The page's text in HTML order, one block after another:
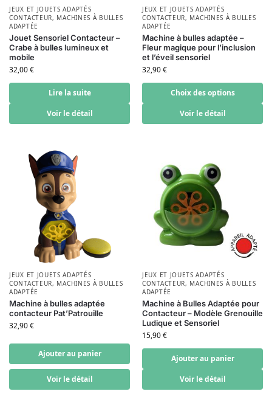
JEUX ET JOUETS ADAPTÉS
CONTACTEUR, MACHINES À BULLES
ADAPTÉE
Jouet Sensoriel Contacteur –
Crabe à bulles lumineux et
mobile
32,00€
Lire la suite
Voir le détail
JEUX ET JOUETS ADAPTÉS
CONTACTEUR, MACHINES À BULLES
ADAPTÉE
Machine à bulles adaptée –
Fleur magique pour l’inclusion
et l’éveil sensoriel
32,90€
Choix des options
Voir le détail
JEUX ET JOUETS ADAPTÉS
CONTACTEUR, MACHINES À BULLES
ADAPTÉE
Machine à bulles adaptée
contacteur Pat’Patrouille
32,90€
Ajouter au panier
Voir le détail
JEUX ET JOUETS ADAPTÉS
CONTACTEUR, MACHINES À BULLES
ADAPTÉE
Machine à Bulles Adaptée pour
Contacteur – Modèle Grenouille
Ludique et Sensoriel
15,90€
Ajouter au panier
Voir le détail